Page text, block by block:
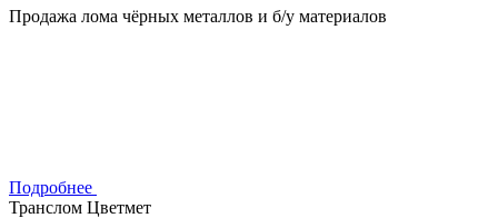
Продажа лома чёрных металлов и б/у материалов
Подробнее
Транслом Цветмет